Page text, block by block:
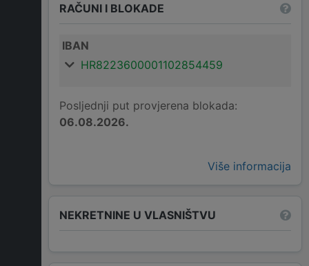
RAČUNI I BLOKADE
IBAN
HR8223600001102854459
Posljednji put provjerena blokada:
06.08.2026.
Više informacija
NEKRETNINE U VLASNIŠTVU